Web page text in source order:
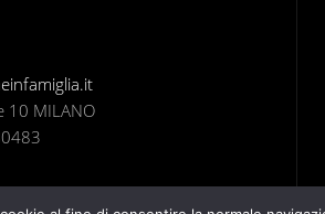
10 MILANO